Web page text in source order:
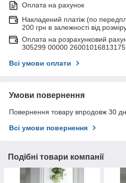
Оплата на рахунок
Накладений платіж (по
200 грн в залежності від
Оплата на розрахунковий
305299 00000
Всі умови оплати
Умови повернення
Повернення товару впродовж 30
Всі умови повернення
Подібні товари компанії